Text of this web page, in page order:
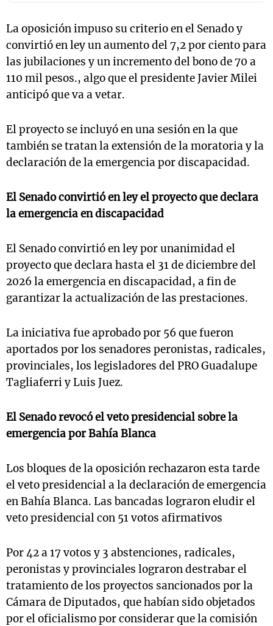
La oposición impuso su criterio en el Senado y
convirtió en ley un aumento del 7,2 por ciento para
las jubilaciones y un incremento del bono de 70 a
110 mil pesos., algo que el presidente Javier Milei
anticipó que va a vetar.
El proyecto se incluyó en una sesión en la que
también se tratan la extensión de la moratoria y la
declaración de la emergencia por discapacidad.
El Senado convirtió en ley el proyecto que declara
la emergencia en discapacidad
El Senado convirtió en ley por unanimidad el
proyecto que declara hasta el 31 de diciembre del
2026 la emergencia en discapacidad, a fin de
garantizar la actualización de las prestaciones.
La iniciativa fue aprobado por 56 que fueron
aportados por los senadores peronistas, radicales,
provinciales, los legisladores del PRO Guadalupe
Tagliaferri y Luis Juez.
El Senado revocó el veto presidencial sobre la
emergencia por Bahía Blanca
Los bloques de la oposición rechazaron esta tarde
el veto presidencial a la declaración de emergencia
en Bahía Blanca. Las bancadas lograron eludir el
veto presidencial con 51 votos afirmativos
Por 42 a 17 votos y 3 abstenciones, radicales,
peronistas y provinciales lograron destrabar el
tratamiento de los proyectos sancionados por la
Cámara de Diputados, que habían sido objetados
por el oficialismo por considerar que la comisión